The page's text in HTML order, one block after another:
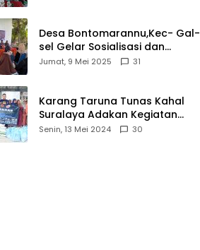
Desa Bontomarannu,Kec- Gal-
sel Gelar Sosialisasi dan
Bimtek Pemutakhiran Data ID
Jumat, 9 Mei 2025 31
Karang Taruna Tunas Kahal
Suralaya Adakan Kegiatan
Bansos Terhadap Kaum
Senin, 13 Mei 2024 30